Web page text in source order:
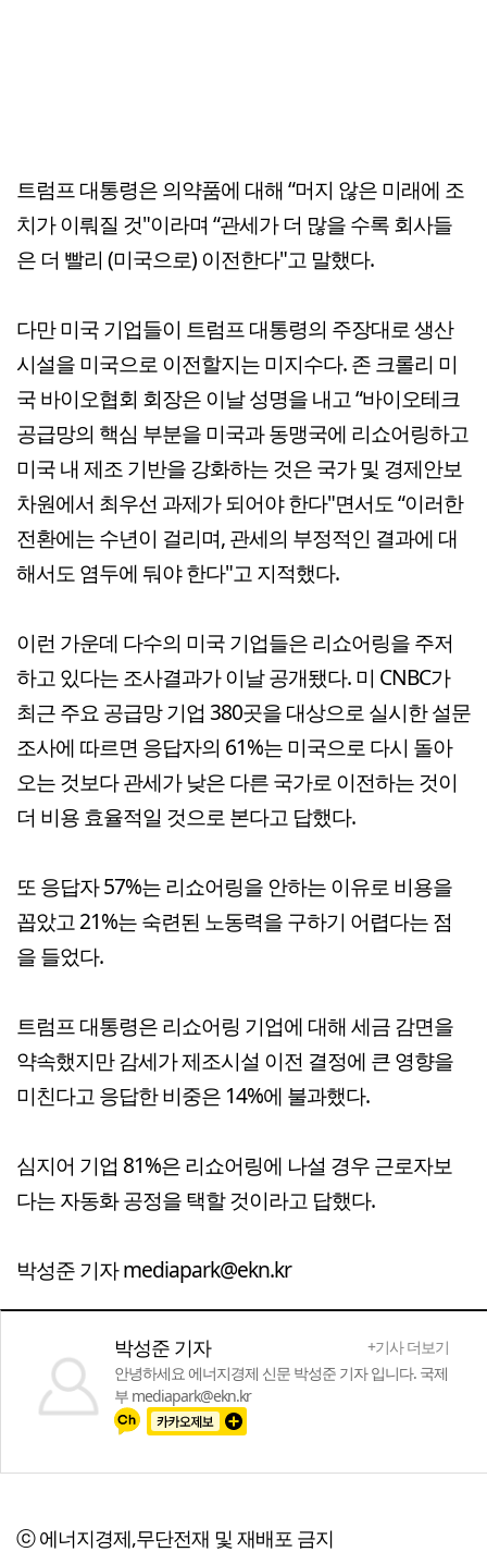
트럼프 대통령은 의약품에 대해 “머지 않은 미래에 조
치가 이뤄질 것"이라며 “관세가 더 많을 수록 회사들
은 더 빨리 (미국으로) 이전한다"고 말했다.
다만 미국 기업들이 트럼프 대통령의 주장대로 생산
시설을 미국으로 이전할지는 미지수다. 존 크롤리 미
국 바이오협회 회장은 이날 성명을 내고 “바이오테크
공급망의 핵심 부분을 미국과 동맹국에 리쇼어링하고
미국 내 제조 기반을 강화하는 것은 국가 및 경제안보
차원에서 최우선 과제가 되어야 한다"면서도 “이러한
전환에는 수년이 걸리며, 관세의 부정적인 결과에 대
해서도 염두에 둬야 한다"고 지적했다.
이런 가운데 다수의 미국 기업들은 리쇼어링을 주저
하고 있다는 조사결과가 이날 공개됐다. 미 CNBC가
최근 주요 공급망 기업 380곳을 대상으로 실시한 설문
조사에 따르면 응답자의 61%는 미국으로 다시 돌아
오는 것보다 관세가 낮은 다른 국가로 이전하는 것이
더 비용 효율적일 것으로 본다고 답했다.
또 응답자 57%는 리쇼어링을 안하는 이유로 비용을
꼽았고 21%는 숙련된 노동력을 구하기 어렵다는 점
을 들었다.
트럼프 대통령은 리쇼어링 기업에 대해 세금 감면을
약속했지만 감세가 제조시설 이전 결정에 큰 영향을
미친다고 응답한 비중은 14%에 불과했다.
심지어 기업 81%은 리쇼어링에 나설 경우 근로자보
다는 자동화 공정을 택할 것이라고 답했다.
박성준 기자 mediapark@ekn.kr
박성준 기자
+기사 더보기
안녕하세요 에너지경제 신문 박성준 기자 입니다. 국제
부 mediapark@ekn.kr
ⓒ 에너지경제,무단전재 및 재배포 금지